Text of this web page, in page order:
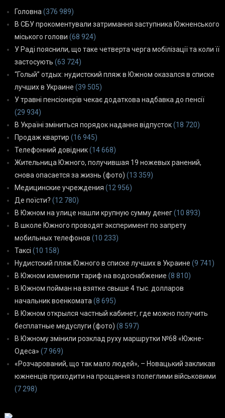
Головна (376 989)
В СБУ прокоментували затримання заступника Южненського
міського голови (68 924)
У Раді пояснили, що таке четверта черга мобілізації та коли її
застосують (63 724)
“Голый” отдых: нудистский пляж в Южном оказался в списке
лучших в Украине (39 505)
У травні пенсіонерів чекає додаткова надбавка до пенсії
(29 934)
В Україні зміниться порядок надання відпусток(18 720)
Продаж квартир (16 945)
Телефонний довідник(14 668)
Жительница Южного, получившая 19 ножевых ранений,
снова опасается за жизнь (фото) (13 359)
Медицинские учреждения (12 956)
Де поїсти? (12 780)
В Южном на улице нашли крупную сумму денег(10 893)
В школе Южного проводят эксперимент по запрету
мобильных телефонов (10 233)
Таксі (10 158)
Нудистский пляж Южного в списке лучших в Украине (9 741)
В Южном изменили тариф на водоснабжение (8 810)
В Южном пойман на взятке свыше 4 тыс. долларов
начальник военкомата (8 695)
В Южном открылся частный кабинет, где можно получить
бесплатные медуслуги (фото) (8 597)
В Южному змінили розклад руху маршрутки №68 «Южне-
Одеса» (7 969)
«Розчарований, що так мало людей», – Новацький закликав
южненців приходити на прощання з полеглими військовими
(7 298)